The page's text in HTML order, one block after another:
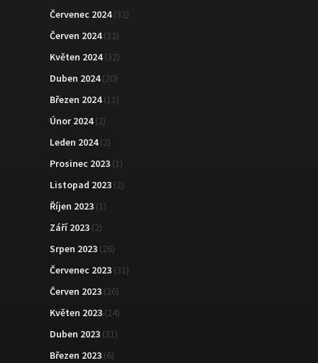
Červenec 2024(32)
Červen 2024(32)
Květen 2024(32)
Duben 2024(20)
Březen 2024(11)
Únor 2024(2)
Leden 2024(2)
Prosinec 2023 (1)
Listopad 2023 (2)
Říjen 2023 (1)
Září 2023 (2)
Srpen 2023 (26)
Červenec 2023 (31)
Červen 2023 (26)
Květen 2023 (24)
Duben 2023 (31)
Březen 2023 (6)